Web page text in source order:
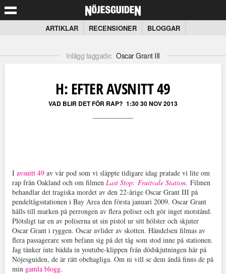
ARTIKLAR RECENSIONER BLOGGAR
Inlägg taggade: Oscar Grant III
H: EFTER AVSNITT 49
VAD BLIR DET FÖR RAP? 1:30 30 NOV 2013
I avsnitt 49av vår pod som vi släppte tidigare idag pratade vi lite om
rap från Oakland och om filmen Last Stop: Fruitvale Station. Filmen
behandlar det tragiska mordet av den 22-årige Oscar Grant III på
pendeltågsstationen i Bay Area den första januari 2009. Oscar Grant
hålls till marken på perrongen av flera poliser och gör inget motstånd.
Plötsligt tar en av poliserna ut sin pistol ur sitt hölster och skjuter
Oscar Grant i ryggen. Oscar avlider av skotten. Händelsen filmas av
flera passagerare som befann sig på det tåg som stod inne på stationen.
Jag tänker inte bädda in youtube-klippen från dödskjutningen här på
Nöjesguiden, de är rätt obehagliga. Om ni vill se dem ändå finns de på
min gamla blogg.